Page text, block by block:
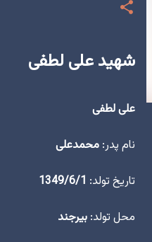
شهید علی لطفی
علی لطفی
نام پدر: محمدعلی
تاریخ تولد: 1349/6/1
محل تولد: بیرجند